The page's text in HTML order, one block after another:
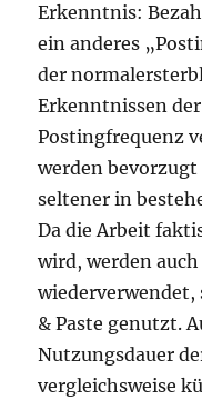
Erkenntnis:
ein anderes
der
Erkenntnissen
Postingfrequenz
werden
seltener in
Da die Arbeit
wird, werden
wiederverwendet,
& Paste genutzt.
Nutzungsdauer
vergleichsweise